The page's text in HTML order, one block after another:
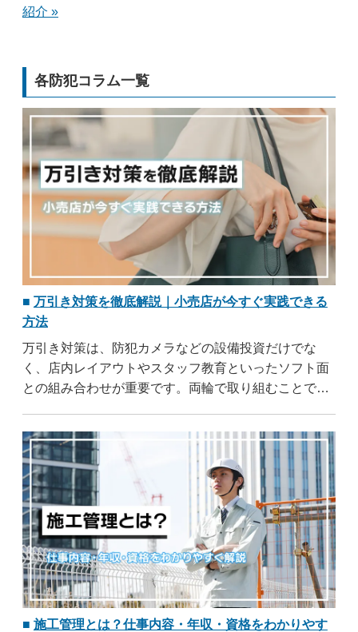
紹介 »
各防犯コラム一覧
万引き対策を徹底解説｜小売店が今すぐ実践できる
方法
万引き対策は、防犯カメラなどの設備投資だけでな
く、店内レイアウトやスタッフ教育といったソフト面
との組み合わせが重要です。両輪で取り組むことで、
発見時の対応まで、店舗ですぐに実践できる対策を網
羅的に解説します。自店の防犯体制を見直す際の参考
にしてください。
施工管理とは？仕事内容・年収・資格をわかりやす